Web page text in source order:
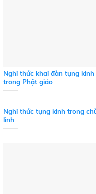
Nghi thức khai đàn tụng
trong Phật giáo
Nghi thức tụng kinh trong
linh